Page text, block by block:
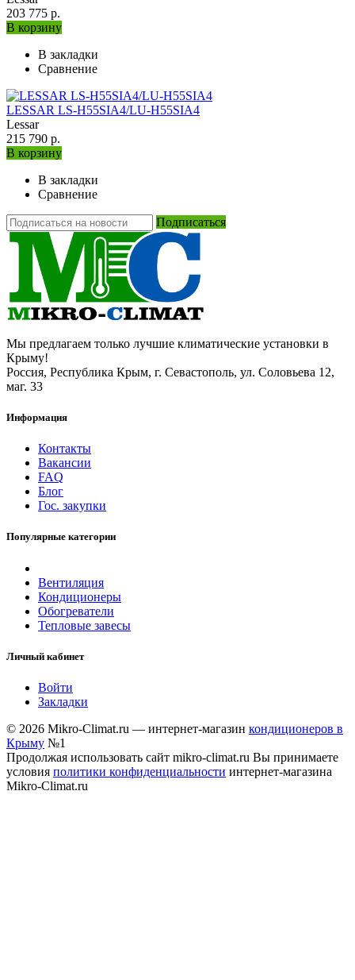
203 775 р.
В корзину
В закладки
Сравнение
LESSAR LS-H55SIA4/LU-H55SIA4
Lessar
215 790 р.
В корзину
В закладки
Сравнение
Подписаться
Мы предлагаем только лучшие климатические установки в
Крыму!
Россия, Республика Крым, г. Севастополь, ул. Соловьева 12,
маг. 33
Информация
Контакты
Вакансии
FAQ
Блог
Гос. закупки
Популярные категории
Вентиляция
Кондиционеры
Обогреватели
Тепловые завесы
Личный кабинет
Войти
Закладки
© 2026 Mikro-Climat.ru — интернет-магазин кондиционеров в
Крыму №1
Продолжая использовать сайт mikro-climat.ru Вы принимаете
условия политики конфиденциальности интернет-магазина
Mikro-Climat.ru